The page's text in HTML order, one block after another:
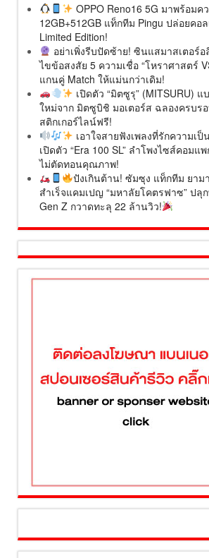
OPPO Reno16 5G มาพร้อมค
12GB+512GB แท็กทีม Pingu ปล่อยคอ
Limited Edition!
อย่าเพิ่งรีบปัดซ้าย! ซินแสมาสเตอร์
ไขข้อสงสัย 5 ความเชื่อ “โหราศาสตร์
แกนคู่ Match ให้แม่นกว่าเดิม!
เปิดตัว “มิตซูรุ” (MITSURU)
ใหม่จาก มิตซูบิชิ มอเตอร์ส ฉลองครบร
สติกเกอร์ไลน์ฟรี!
เอาใจสายฟังเพลงที่รักความเ
เปิดตัว “Era 100 SL” ลำโพงไซส์คอมแ
ไม่ตัดทอนคุณภาพ!
ปังเกินต้าน! ซัมซุง แท็กทีม ยาม
สำเร็จแคมเปญ “มหาลัยโคตรฟาซ” ปลุก
Gen Z กวาดทะลุ 22 ล้านวิว!